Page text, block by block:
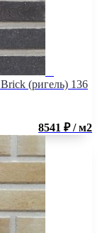
(ригель) 136
8541 ₽ / м2